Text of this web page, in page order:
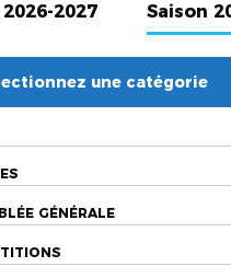
2027 Saison
une catégorie
GÉNÉRALE